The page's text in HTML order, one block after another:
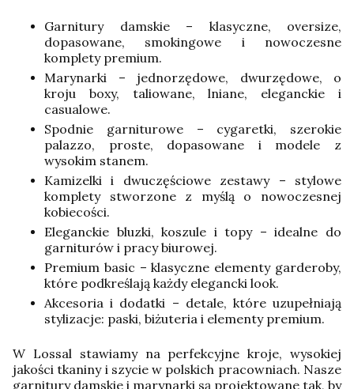
Garnitury damskie – klasyczne, oversize,
dopasowane, smokingowe i nowoczesne
komplety premium.
Marynarki – jednorzędowe, dwurzędowe, o
kroju boxy, taliowane, lniane, eleganckie i
casualowe.
Spodnie garniturowe – cygaretki, szerokie
palazzo, proste, dopasowane i modele z
wysokim stanem.
Kamizelki i dwuczęściowe zestawy – stylowe
komplety stworzone z myślą o nowoczesnej
kobiecości.
Eleganckie bluzki, koszule i topy – idealne do
garniturów i pracy biurowej.
Premium basic – klasyczne elementy garderoby,
które podkreślają każdy elegancki look.
Akcesoria i dodatki – detale, które uzupełniają
stylizacje: paski, biżuteria i elementy premium.
W Lossal stawiamy na perfekcyjne kroje, wysokiej
jakości tkaniny i szycie w polskich pracowniach. Nasze
garnitury damskie i marynarki są projektowane tak, by